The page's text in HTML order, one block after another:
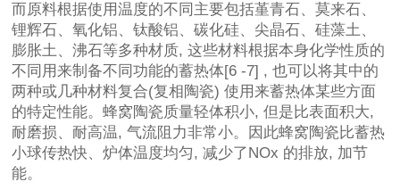
而原料根据使用温度的不同主要包括堇青石、莫来石、
锂辉石、氧化铝、钛酸铝、碳化硅、尖晶石、硅藻土、
膨胀土、沸石等多种材质, 这些材料根据本身化学性质的
不同用来制备不同功能的蓄热体[6 -7] , 也可以将其中的
两种或几种材料复合(复相陶瓷) 使用来蓄热体某些方面
的特定性能。蜂窝陶瓷质量轻体积小, 但是比表面积大,
耐磨损、耐高温, 气流阻力非常小。因此蜂窝陶瓷比蓄热
小球传热快、炉体温度均匀, 减少了NOx 的排放, 加节
能。